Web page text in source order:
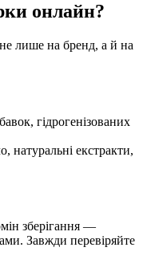
онлайн?
лише на бренд, а й на
гідрогенізованих
натуральні екстракти,
зберігання —
Завжди перевіряйте